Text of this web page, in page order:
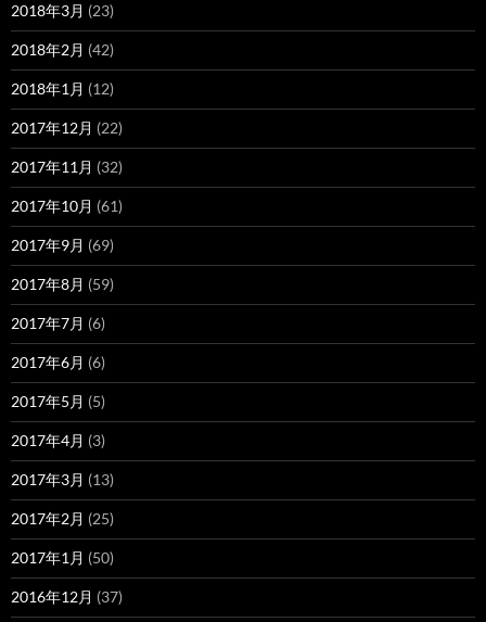
2018年3月 (23)
2018年2月 (42)
2018年1月 (12)
2017年12月 (22)
2017年11月 (32)
2017年10月 (61)
2017年9月 (69)
2017年8月 (59)
2017年7月 (6)
2017年6月 (6)
2017年5月 (5)
2017年4月 (3)
2017年3月 (13)
2017年2月 (25)
2017年1月 (50)
2016年12月 (37)